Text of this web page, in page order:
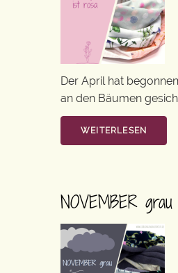
Der April hat
an den Bäumen
WEITERLESEN
NOVEMBER grau